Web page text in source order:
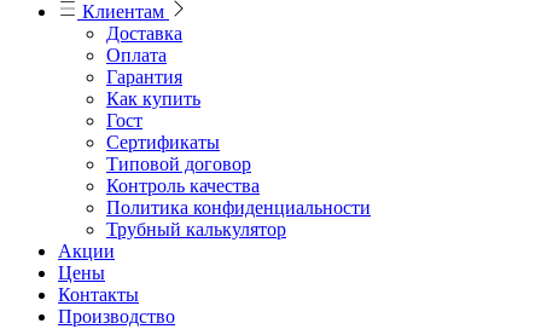
Клиентам
Доставка
Оплата
Гарантия
Как купить
Гост
Сертификаты
Типовой договор
Контроль качества
Политика конфиденциальности
Трубный калькулятор
Акции
Цены
Контакты
Производство